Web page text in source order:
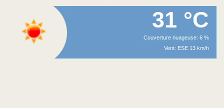
31 °C
Couverture nuageuse: 6 %
Vent: ESE 13 km/h